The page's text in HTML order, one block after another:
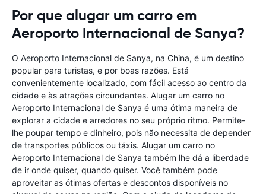
Por que alugar um carro em
Aeroporto Internacional de Sanya?
O Aeroporto Internacional de Sanya, na China, é um destino
popular para turistas, e por boas razões. Está
convenientemente localizado, com fácil acesso ao centro da
cidade e às atrações circundantes. Alugar um carro no
Aeroporto Internacional de Sanya é uma ótima maneira de
explorar a cidade e arredores no seu próprio ritmo. Permite-
lhe poupar tempo e dinheiro, pois não necessita de depender
de transportes públicos ou táxis. Alugar um carro no
Aeroporto Internacional de Sanya também lhe dá a liberdade
de ir onde quiser, quando quiser. Você também pode
aproveitar as ótimas ofertas e descontos disponíveis no